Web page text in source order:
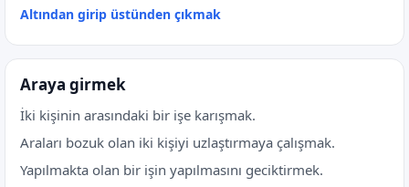
Altından girip üstünden çıkmak
Araya girmek
İki kişinin arasındaki bir işe karışmak.
Araları bozuk olan iki kişiyi uzlaştırmaya çalışmak.
Yapılmakta olan bir işin yapılmasını geciktirmek.